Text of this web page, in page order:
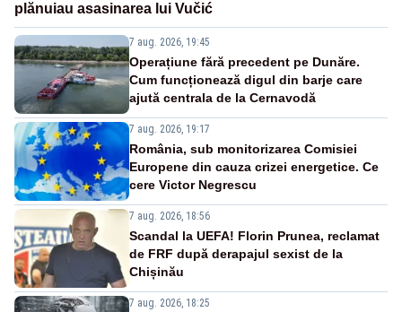
plănuiau asasinarea lui Vučić
7 aug. 2026, 19:45
Operațiune fără precedent pe Dunăre.
Cum funcționează digul din barje care
ajută centrala de la Cernavodă
7 aug. 2026, 19:17
România, sub monitorizarea Comisiei
Europene din cauza crizei energetice. Ce
cere Victor Negrescu
7 aug. 2026, 18:56
Scandal la UEFA! Florin Prunea, reclamat
de FRF după derapajul sexist de la
Chișinău
7 aug. 2026, 18:25